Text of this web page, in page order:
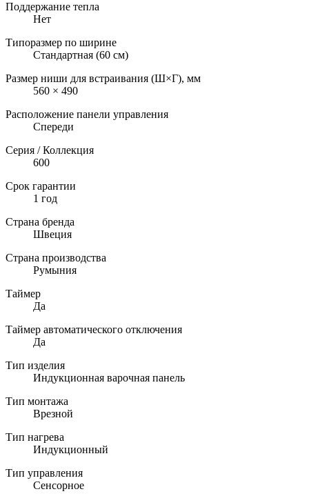
Поддержание тепла
Нет
Типоразмер по ширине
Стандартная (60 см)
Размер ниши для встраивания (Ш×Г), мм
560 × 490
Расположение панели управления
Спереди
Серия / Коллекция
600
Срок гарантии
1 год
Страна бренда
Швеция
Страна производства
Румыния
Таймер
Да
Таймер автоматического отключения
Да
Тип изделия
Индукционная варочная панель
Тип монтажа
Врезной
Тип нагрева
Индукционный
Тип управления
Сенсорное